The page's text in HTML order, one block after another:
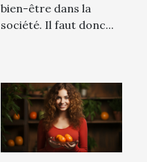
bien-être dans la
société. Il faut donc...